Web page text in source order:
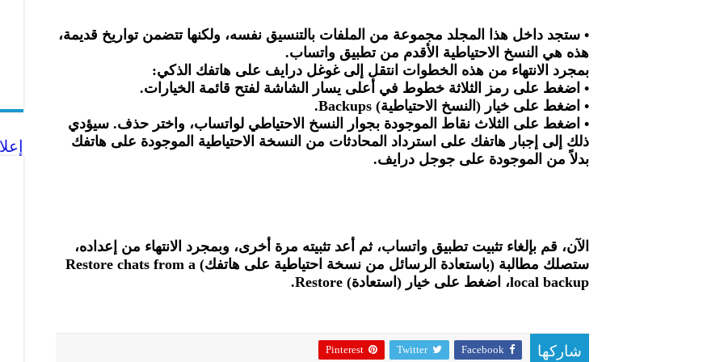
• ستجد داخل هذا المجلد مجموعة من الملفات بالتنسيق نفسه، ولكنها تتضمن تواريخ قديمة،
هذه هي النسخ الاحتياطية الأقدم من تطبيق واتساب.
بمجرد الانتهاء من هذه الخطوات انتقل إلى غوغل درايف على هاتفك الذكي:
• اضغط على رمز الثلاثة خطوط في أعلى يسار الشاشة لفتح قائمة الخيارات.
• اضغط على خيار (النسخ الاحتياطية) Backups.
• اضغط على الثلاث نقاط الموجودة بجوار النسخ الاحتياطي لواتساب، واختر حذف. سيؤدي
ذلك إلى إجبار هاتفك على استرداد المحادثات من النسخة الاحتياطية الموجودة على هاتفك
بدلاً من الموجودة على جوجل درايف.
الآن، قم بإلغاء تثبيت تطبيق واتساب، ثم أعد تثبيته مرة أخرى، وبمجرد الانتهاء من إعداده،
ستصلك مطالبة (باستعادة الرسائل من نسخة احتياطية على هاتفك) Restore chats from a
local backup، اضغط على خيار (استعادة) Restore.
شاركها Facebook
Twitter
Pinterest